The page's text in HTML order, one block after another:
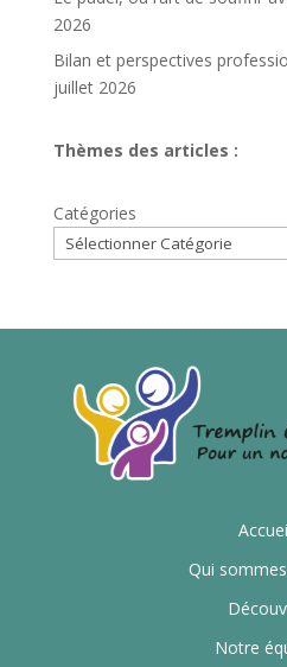
2026
Bilan et perspectives
juillet 2026
Thèmes des articles :
Catégories
Qui
Notre